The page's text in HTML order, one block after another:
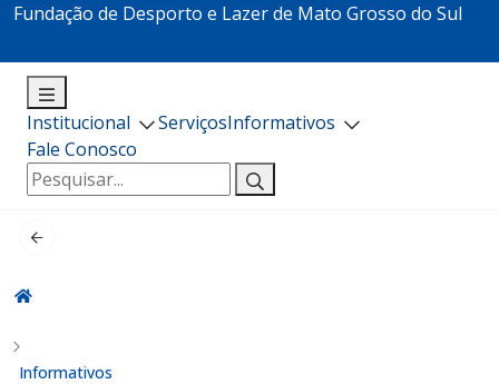
Fundação de Desporto e Lazer de Mato Grosso do Sul
Institucional ServiçosInformativos
Fale Conosco
Pesquisar
por:
Informativos